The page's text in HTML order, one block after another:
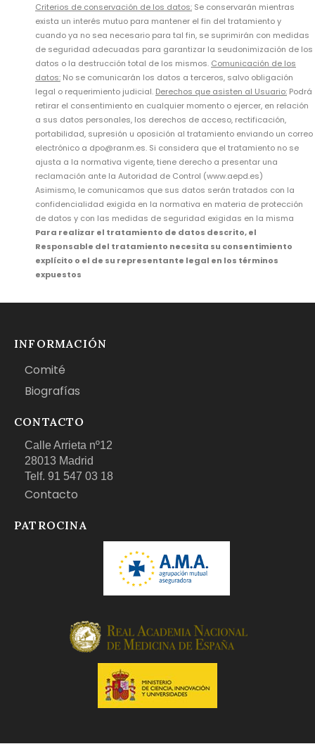
Criterios de conservación de los datos: Se conservarán mientras
exista un interés mutuo para mantener el fin del tratamiento y
cuando ya no sea necesario para tal fin, se suprimirán con medidas
de seguridad adecuadas para garantizar la seudonimización de los
datos o la destrucción total de los mismos. Comunicación de los
datos: No se comunicarán los datos a terceros, salvo obligación
legal o requerimiento judicial. Derechos que asisten al Usuario: Podrá
retirar el consentimiento en cualquier momento o ejercer, en relación
a sus datos personales, los derechos de acceso, rectificación,
portabilidad, supresión u oposición al tratamiento enviando un correo
electrónico a dpo@ranm.es. Si considera que el tratamiento no se
ajusta a la normativa vigente, tiene derecho a presentar una
reclamación ante la Autoridad de Control (www.aepd.es)
Asimismo, le comunicamos que sus datos serán tratados con la
confidencialidad exigida en la normativa en materia de protección
de datos y con las medidas de seguridad exigidas en la misma
Para realizar el tratamiento de datos descrito, el
Responsable del tratamiento necesita su consentimiento
explícito o el de su representante legal en los términos
expuestos
INFORMACIÓN
Comité
Biografías
CONTACTO
Calle Arrieta nº12
28013 Madrid
Telf. 91 547 03 18
Contacto
PATROCINA